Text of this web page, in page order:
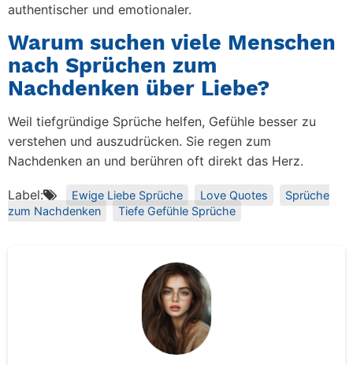
authentischer und emotionaler.
Warum suchen viele Menschen
nach Sprüchen zum
Nachdenken über Liebe?
Weil tiefgründige Sprüche helfen, Gefühle besser zu
verstehen und auszudrücken. Sie regen zum
Nachdenken an und berühren oft direkt das Herz.
Label: Ewige Liebe Sprüche Love Quotes
Sprüche
zum Nachdenken
Tiefe Gefühle Sprüche